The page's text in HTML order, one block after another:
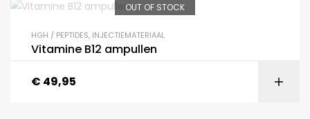
OUT OF STOCK
HGH / PEPTIDES, INJECTIEMATERIAAL
Vitamine B12 ampullen
€ 49,95